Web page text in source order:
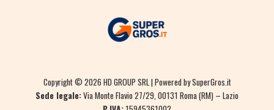
Copyright © 2026 HD GROUP SRL | Powered by SuperGros.it
Sede legale:Via Monte Flavio 27/29, 00131 Roma (RM) – Lazio